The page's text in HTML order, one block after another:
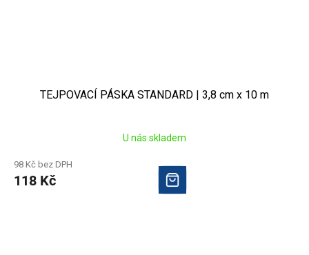
TEJPOVACÍ PÁSKA STANDARD | 3,8 cm x 10 m
U nás skladem
98 Kč bez DPH
118 Kč